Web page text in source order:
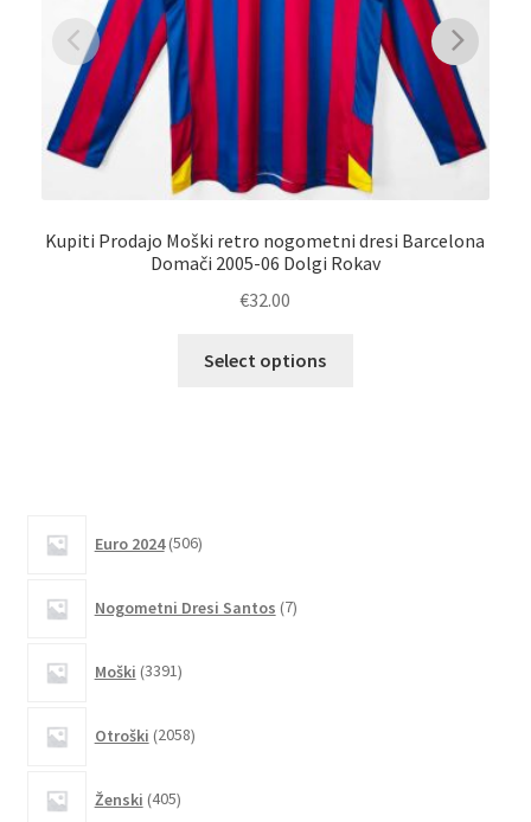
Kupiti Prodajo Moški retro nogometni dresi Barcelona
Domači 2005-06 Dolgi Rokav
€32.00
Select options
Euro 2024 506izdelkov
Nogometni Dresi Santos 7izdelkov
Moški 3391izdelkov
Otroški 2058izdelkov
Ženski 405izdelkov